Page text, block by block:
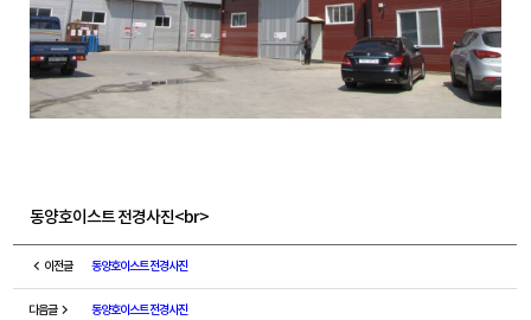
동양호이스트 전경사진<br>
이전글 동양호이스트 전경사진
다음글 동양호이스트 전경사진